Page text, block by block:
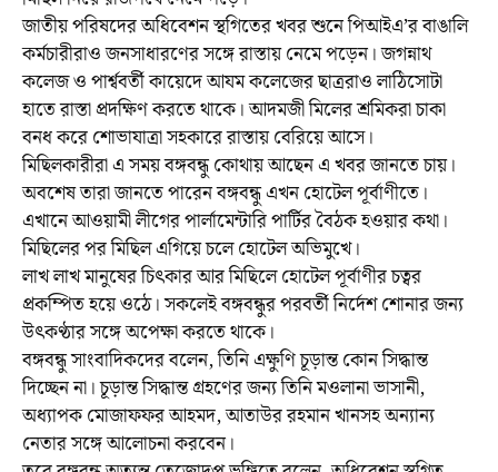
জাতীয় পরিষদের অধিবেশন স্থগিতের খবর শুনে পিআইএ’র বাঙালি
কর্মচারীরাও জনসাধারণের সঙ্গে রাস্তায় নেমে পড়েন। জগন্নাথ
কলেজ ও পার্শ্ববর্তী কায়েদে আযম কলেজের ছাত্ররাও লাঠিসোটা
হাতে রাস্তা প্রদক্ষিণ করতে থাকে। আদমজী মিলের শ্রমিকরা চাকা
বনধ করে শোভাযাত্রা সহকারে রাস্তায় বেরিয়ে আসে।
মিছিলকারীরা এ সময় বঙ্গবন্ধু কোথায় আছেন এ খবর জানতে চায়।
অবশেষ তারা জানতে পারেন বঙ্গবন্ধু এখন হোটেল পূর্বাণীতে।
এখানে আওয়ামী লীগের পার্লামেন্টারি পার্টির বৈঠক হওয়ার কথা।
মিছিলের পর মিছিল এগিয়ে চলে হোটেল অভিমুখে।
লাখ লাখ মানুষের চিৎকার আর মিছিলে হোটেল পূর্বাণীর চত্বর
প্রকম্পিত হয়ে ওঠে। সকলেই বঙ্গবন্ধুর পরবর্তী নির্দেশ শোনার জন্য
উৎকণ্ঠার সঙ্গে অপেক্ষা করতে থাকে।
বঙ্গবন্ধু সাংবাদিকদের বলেন, তিনি এক্ষুণি চূড়ান্ত কোন সিদ্ধান্ত
দিচ্ছেন না। চূড়ান্ত সিদ্ধান্ত গ্রহণের জন্য তিনি মওলানা ভাসানী,
অধ্যাপক মোজাফফর আহমদ, আতাউর রহমান খানসহ অন্যান্য
নেতার সঙ্গে আলোচনা করবেন।